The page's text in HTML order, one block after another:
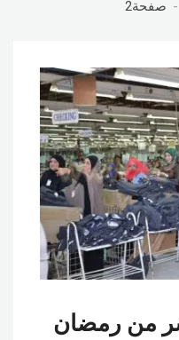
صفحة2
من رمضان